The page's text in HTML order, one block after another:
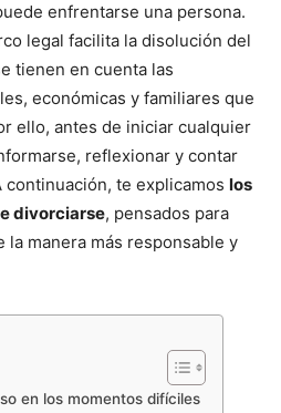
enfrentarse una persona.
legal facilita la disolución del
tienen en cuenta las
económicas y familiares que
ello, antes de iniciar cualquier
reflexionar y contar
continuación, te explicamos los
divorciarse, pensados para
manera más responsable y
en los momentos difíciles